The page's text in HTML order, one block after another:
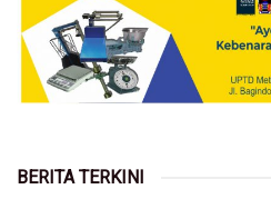
BERITA TERKINI